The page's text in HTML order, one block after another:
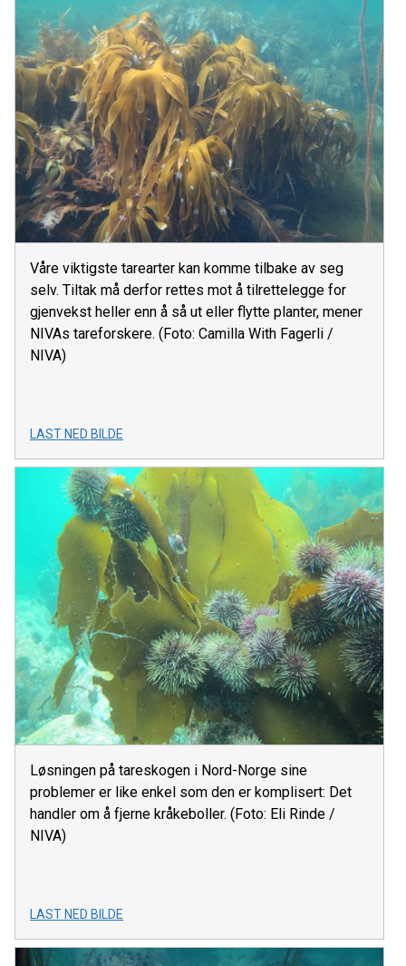
Våre viktigste tarearter kan komme tilbake av seg
selv. Tiltak må derfor rettes mot å tilrettelegge for
gjenvekst heller enn å så ut eller flytte planter, mener
NIVAs tareforskere. (Foto: Camilla With Fagerli /
NIVA)
LAST NED BILDE
Løsningen på tareskogen i Nord-Norge sine
problemer er like enkel som den er komplisert: Det
handler om å fjerne kråkeboller. (Foto: Eli Rinde /
NIVA)
LAST NED BILDE